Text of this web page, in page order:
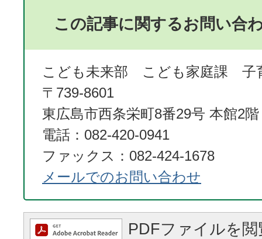
この記事に関するお問い合
こども未来部 こども家庭課 子
〒739-8601
東広島市西条栄町8番29号 本館2階
電話：082-420-0941
ファックス：082-424-1678
メールでのお問い合わせ
PDFファイルを